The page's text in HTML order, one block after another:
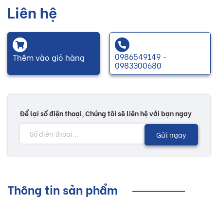
Liên hệ
Thêm vào giỏ hàng 0986549149 -
0983300680
Để lại số điện thoại, Chúng tôi sẽ liên hệ với bạn ngay
Gửi ngay
Thông tin sản phẩm